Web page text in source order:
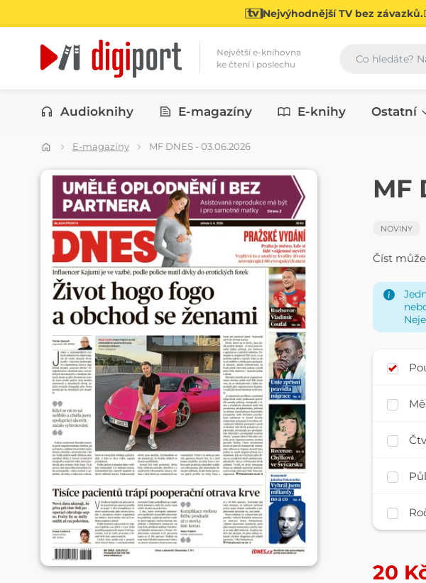
Nejvýhodnější TV bez závazků.
Největší e-knihovna
ke čtení i poslechu
Kategorie
Audioknihy E-magazíny E-knihy Ostatní
E-magazíny MF DNES - 03.06.2026
NOVINY
MF
NOVINY
Číst
20